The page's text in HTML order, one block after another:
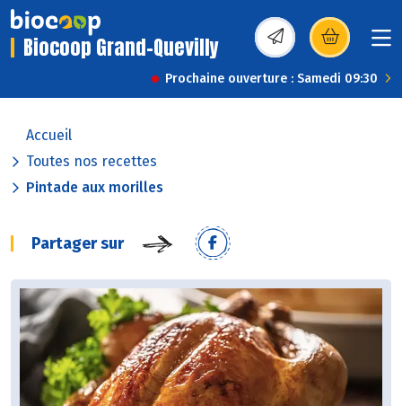
Biocoop Grand-Quevilly (s’ouvre dans une
Prochaine ouverture : Samedi 09:30
Accueil
Toutes nos recettes
Pintade aux morilles
Partager sur